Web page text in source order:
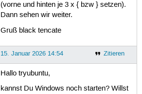
(vorne und hinten je 3 x { bzw } setzen).
Dann sehen wir weiter.
Gruß black tencate
Zitieren
15. Januar 2026 14:54
Hallo tryubuntu,
kannst Du Windows noch starten? Willst